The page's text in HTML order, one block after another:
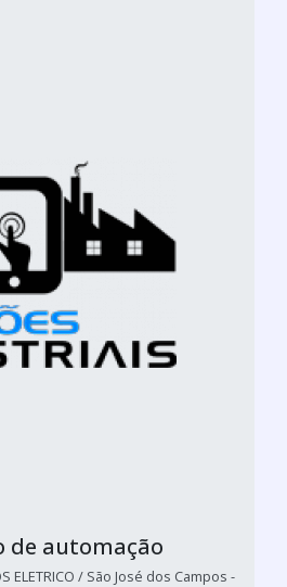
de automação
ELETRICO / São José dos Campos -